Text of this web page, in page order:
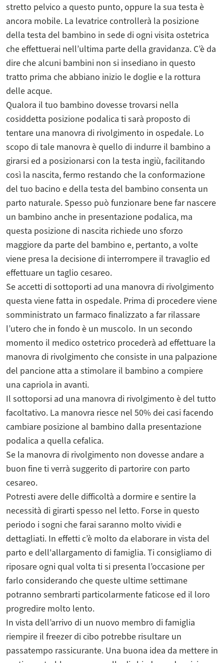
stretto pelvico a questo punto, oppure la sua testa è
ancora mobile. La levatrice controllerà la posizione
della testa del bambino in sede di ogni visita ostetrica
che effettuerai nell’ultima parte della gravidanza. C’è da
dire che alcuni bambini non si insediano in questo
tratto prima che abbiano inizio le doglie e la rottura
delle acque.
Qualora il tuo bambino dovesse trovarsi nella
cosiddetta posizione podalica ti sarà proposto di
tentare una manovra di rivolgimento in ospedale. Lo
scopo di tale manovra è quello di indurre il bambino a
girarsi ed a posizionarsi con la testa ingiù, facilitando
così la nascita, fermo restando che la conformazione
del tuo bacino e della testa del bambino consenta un
parto naturale. Spesso può funzionare bene far nascere
un bambino anche in presentazione podalica, ma
questa posizione di nascita richiede uno sforzo
maggiore da parte del bambino e, pertanto, a volte
viene presa la decisione di interrompere il travaglio ed
effettuare un taglio cesareo.
Se accetti di sottoporti ad una manovra di rivolgimento
questa viene fatta in ospedale. Prima di procedere viene
somministrato un farmaco finalizzato a far rilassare
l’utero che in fondo è un muscolo. In un secondo
momento il medico ostetrico procederà ad effettuare la
manovra di rivolgimento che consiste in una palpazione
del pancione atta a stimolare il bambino a compiere
una capriola in avanti.
Il sottoporsi ad una manovra di rivolgimento è del tutto
facoltativo. La manovra riesce nel 50% dei casi facendo
cambiare posizione al bambino dalla presentazione
podalica a quella cefalica.
Se la manovra di rivolgimento non dovesse andare a
buon fine ti verrà suggerito di partorire con parto
cesareo.
Potresti avere delle difficoltà a dormire e sentire la
necessità di girarti spesso nel letto. Forse in questo
periodo i sogni che farai saranno molto vividi e
dettagliati. In effetti c’è molto da elaborare in vista del
parto e dell'allargamento di famiglia. Ti consigliamo di
riposare ogni qual volta ti si presenta l’occasione per
farlo considerando che queste ultime settimane
potranno sembrarti particolarmente faticose ed il loro
progredire molto lento.
In vista dell’arrivo di un nuovo membro di famiglia
riempire il freezer di cibo potrebbe risultare un
passatempo rassicurante. Una buona idea da mettere in